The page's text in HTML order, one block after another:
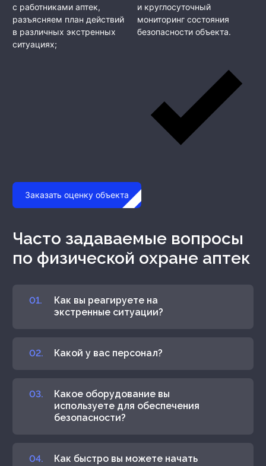
с работниками аптек,
разъясняем план действий
в различных экстренных
ситуациях;
и круглосуточный
мониторинг состояния
безопасности объекта.
Заказать оценку объекта
Часто задаваемые вопросы
по физической охране аптек
Как вы реагируете на
экстренные ситуации?
Какой у вас персонал?
Какое оборудование вы
используете для обеспечения
безопасности?
Как быстро вы можете начать